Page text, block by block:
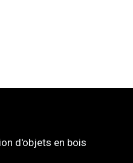
d'objets en bois